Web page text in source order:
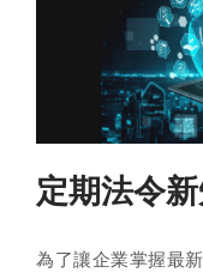
定期法令
為了讓企業掌握最